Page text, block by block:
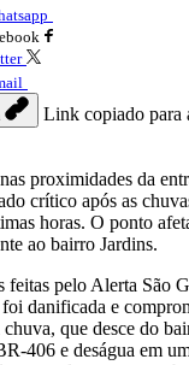
Link copiado para
proximidades da
crítico após as
horas. O ponto
ao bairro Jardins.
feitas pelo Alerta São
danificada e
que desce do
406 e deságua em